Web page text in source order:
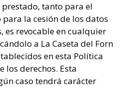
tanto para el
la cesión de los datos
es revocable en cualquier
a La Caseta del Forn
en esta Política
los derechos. Esta
caso tendrá carácter